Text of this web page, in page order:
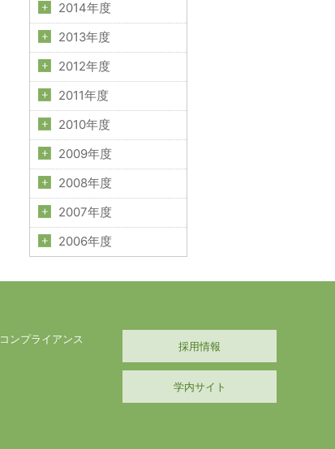
2014年度
2013年度
2012年度
2011年度
2010年度
2009年度
2008年度
2007年度
2006年度
コンプライアンス
採用情報
学内サイト